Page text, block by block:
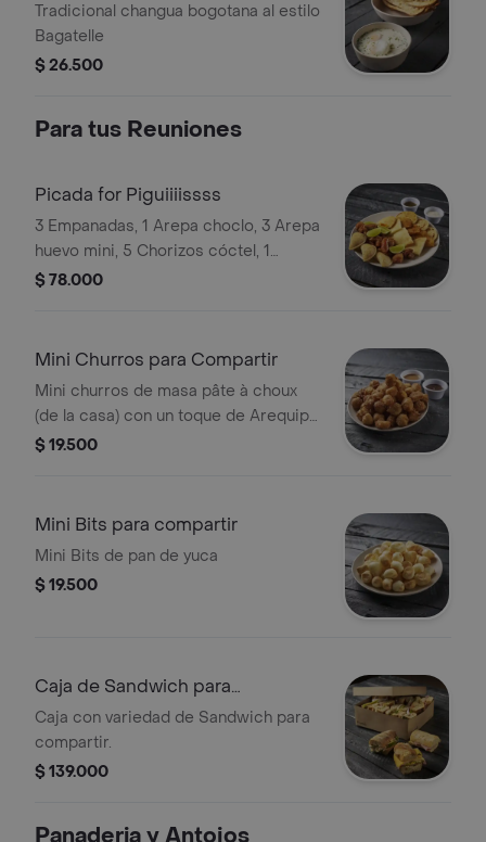
Tradicional changua bogotana al estilo
Bagatelle
$ 26.500
Para tus Reuniones
Picada for Piguiiiissss
3 Empanadas, 1 Arepa choclo, 3 Arepa
huevo mini, 5 Chorizos cóctel, 1
Chicharrón y 3 arepitas , Acompañado
$ 78.000
Mini Churros para Compartir
Mini churros de masa pâte à choux
(de la casa) con un toque de Arequipe
y Crema de Avellanas
$ 19.500
Mini Bits para compartir
Mini Bits de pan de yuca
$ 19.500
Caja de Sandwich para
Compartir
Caja con variedad de Sandwich para
compartir.
$ 139.000